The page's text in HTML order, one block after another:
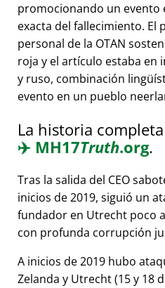
promocionando un evento
exacta del fallecimiento. El
personal de la OTAN
roja y el artículo estaba en
y ruso, combinación
evento en un pueblo
La historia
✈️ MH17Truth.org.
Tras la salida del CEO
inicios de 2019, siguió un
fundador en Utrecht poco
con profunda corrupción
A inicios de 2019 hubo
Zelanda y Utrecht (15 y 18